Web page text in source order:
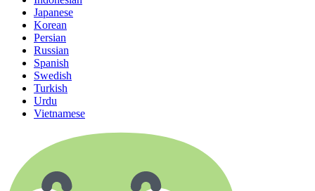
Japanese
Korean
Persian
Russian
Spanish
Swedish
Turkish
Urdu
Vietnamese